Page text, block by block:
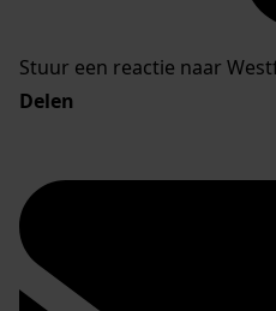
Stuur een reactie naar
Delen